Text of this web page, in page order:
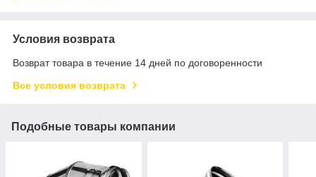
Условия возврата
Возврат товара в течение 14 дней по договоренности
Все условия возврата
Подобные товары компании